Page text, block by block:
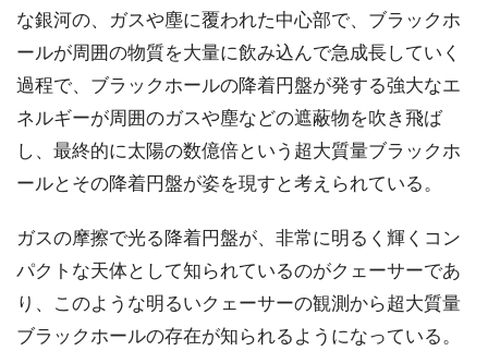
な銀河の、ガスや塵に覆われた中心部で、ブラックホ
ールが周囲の物質を大量に飲み込んで急成長していく
過程で、ブラックホールの降着円盤が発する強大なエ
ネルギーが周囲のガスや塵などの遮蔽物を吹き飛ば
し、最終的に太陽の数億倍という超大質量ブラックホ
ールとその降着円盤が姿を現すと考えられている。
ガスの摩擦で光る降着円盤が、非常に明るく輝くコン
パクトな天体として知られているのがクェーサーであ
り、このような明るいクェーサーの観測から超大質量
ブラックホールの存在が知られるようになっている。